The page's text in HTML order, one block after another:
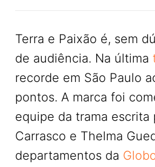
Terra e Paixão é, sem
de audiência. Na última
recorde em São Paulo
pontos. A marca foi
equipe da trama escrita
Carrasco e Thelma
departamentos da